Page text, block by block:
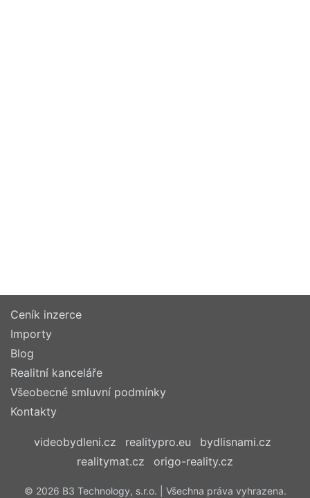
Ceník inzerce
Importy
Blog
Realitní kanceláře
Všeobecné smluvní podmínky
Kontakty
videobydleni.cz realitypro.eu
bydlisnami.cz
realitymat.cz
origo-reality.cz
© 2026 B3 Technology, s.r.o. | Všechna práva vyhrazena.